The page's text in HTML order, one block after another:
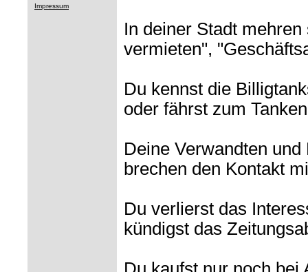
Impressum
In deiner Stadt
vermieten",
Du kennst die
oder fährst zum
Deine Verwandten
brechen den Kontakt
Du verlierst das
kündigst das